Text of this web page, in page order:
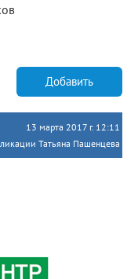
Добавить
13 марта 2017 г. 12:11
Татьяна Пашенцева